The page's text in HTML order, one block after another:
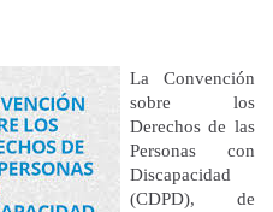
La Convención
sobre los
Derechos de las
Personas con
Discapacidad
(CDPD), de